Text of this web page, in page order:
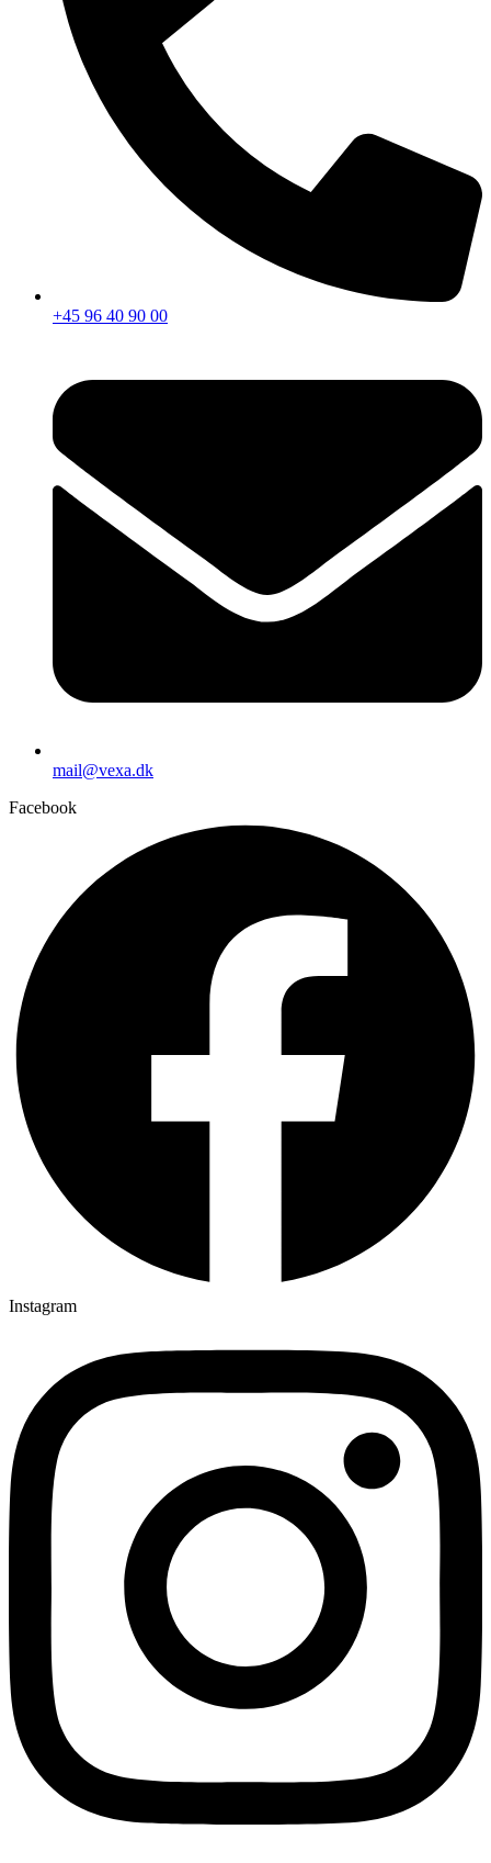
+45 96 40 90 00
mail@vexa.dk
Facebook
Instagram